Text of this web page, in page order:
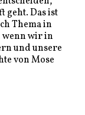
geht. Das ist
Thema in
wenn wir in
und unsere
von Mose